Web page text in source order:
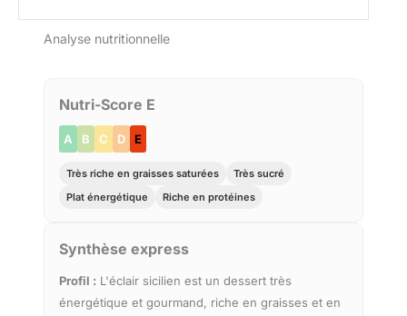
Analyse nutritionnelle
Nutri-Score E
A B C D E
Très riche en graisses saturées
Très sucré
Plat énergétique
Riche en protéines
Synthèse express
Profil : L'éclair sicilien est un dessert très
énergétique et gourmand, riche en graisses et en